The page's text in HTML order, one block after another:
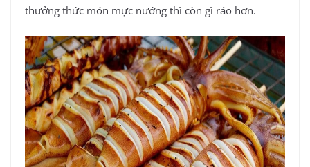
thưởng thức món mực nướng thì còn gì ráo hơn.